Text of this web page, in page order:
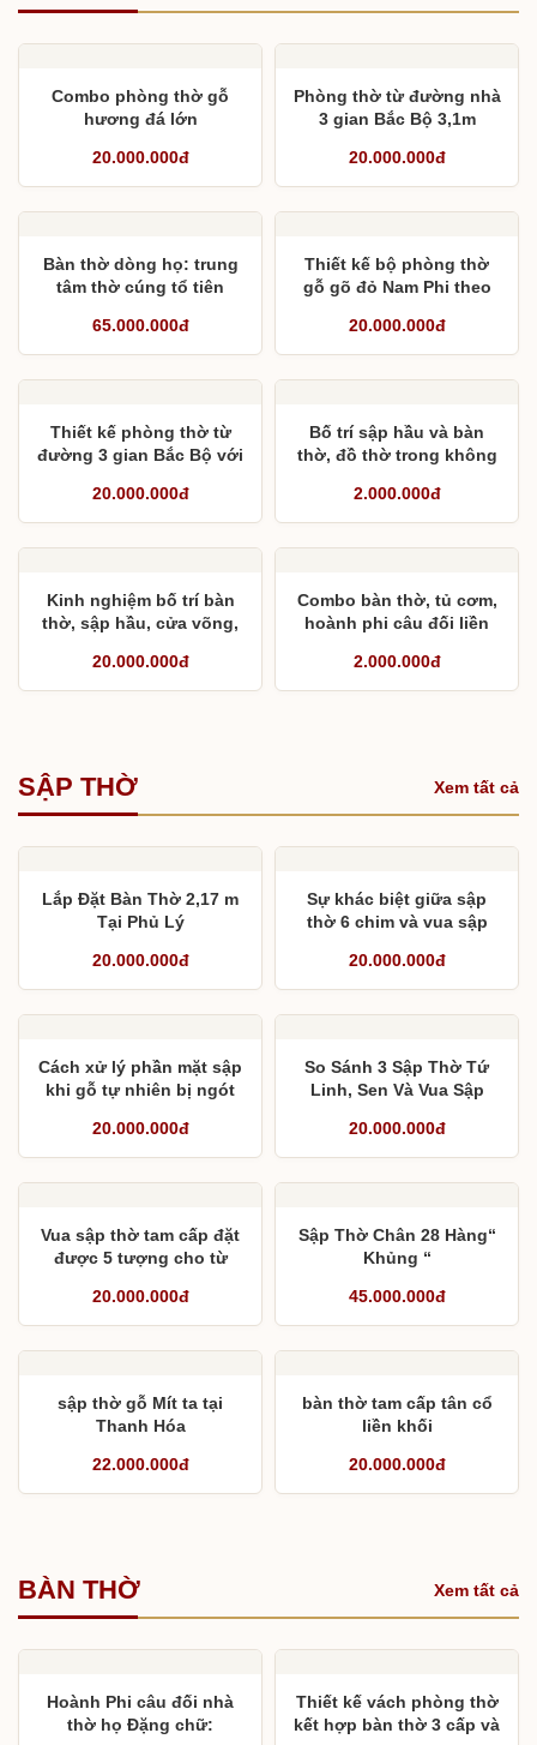
Combo phòng thờ gỗ
hương đá lớn
20.000.000đ
Phòng thờ từ đường nhà
3 gian Bắc Bộ 3,1m
20.000.000đ
Bàn thờ dòng họ: trung
tâm thờ cúng tổ tiên
65.000.000đ
Thiết kế bộ phòng thờ
gỗ gõ đỏ Nam Phi theo
20.000.000đ
Thiết kế phòng thờ từ
đường 3 gian Bắc Bộ với
3,13 m
20.000.000đ
Bố trí sập hầu và bàn
thờ, đồ thờ trong không
2.000.000đ
Kinh nghiệm bố trí bàn
thờ, sập hầu, cửa võng,
trong nhà thờ họ
20.000.000đ
Combo bàn thờ, tủ cơm,
hoành phi câu đối liền
kỷ
2.000.000đ
SẬP THỜ Xem tất cả
Lắp Đặt Bàn Thờ 2,17 m
Tại Phủ Lý
20.000.000đ
Sự khác biệt giữa sập
thờ 6 chim và vua sập
20.000.000đ
Cách xử lý phần mặt sập
khi gỗ tự nhiên bị ngót
20.000.000đ
So Sánh 3 Sập Thờ Tứ
Linh, Sen Và Vua Sập
20.000.000đ
Vua sập thờ tam cấp đặt
được 5 tượng cho từ
20.000.000đ
Sập Thờ Chân 28 Hàng“
Khủng “
45.000.000đ
sập thờ gỗ Mít ta tại
Thanh Hóa
22.000.000đ
bàn thờ tam cấp tân cổ
liền khối
20.000.000đ
BÀN THỜ Xem tất cả
Hoành Phi câu đối nhà
thờ họ Đặng chữ:
Thiết kế vách phòng thờ
kết hợp bàn thờ 3 cấp và